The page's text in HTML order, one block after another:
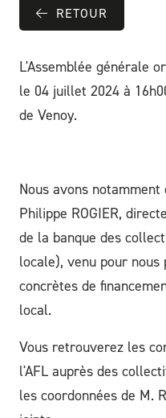
RETOUR
L'Assemblée générale
le 04 juillet 2024 à
de Venoy.
Nous avons
Philippe ROGIER,
de la banque des
locale), venu pour
concrètes de
local.
Vous retrouverez les
l'AFL auprès des
les coordonnées de M.